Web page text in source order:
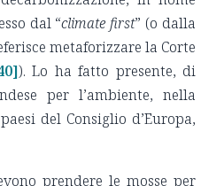
dal “climate first” (o dalla
metaforizzare la Corte
). Lo ha fatto presente, di
per l’ambiente, nella
del Consiglio d’Europa,
prendere le mosse per